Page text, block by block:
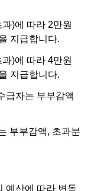
)에 따라 2만원
지급합니다.
)에 따라 4만원
지급합니다.
급자는 부부감액
부부감액, 초과분
예산에 따라 변동